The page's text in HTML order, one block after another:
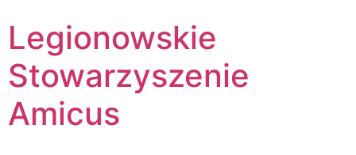
to
content
Legionowskie
Stowarzyszenie
Amicus